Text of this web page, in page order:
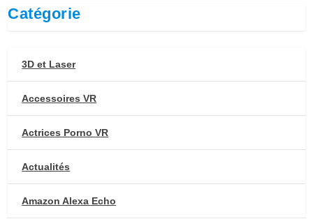
Catégorie
3D et Laser
Accessoires VR
Actrices Porno VR
Actualités
Amazon Alexa Echo